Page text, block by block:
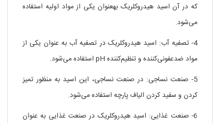
که در آن اسید هیدروکلریک بهعنوان یکی از مواد اولیه استفاده
می‌شود.
4- تصفیه آب: اسید هیدروکلریک در تصفیه آب به عنوان یکی از
مواد ضدعفونی‌کننده و تنظیم‌کننده pH استفاده می‌شود.
5- صنعت نساجی: در صنعت نساجی، این اسید به منظور تمیز
کردن و سفید کردن الیاف پارچه استفاده می‌شود.
6- صنعت غذایی: اسید هیدروکلریک در صنعت غذایی به عنوان